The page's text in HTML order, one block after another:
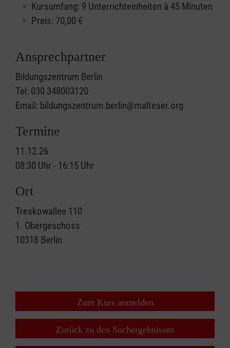
Kursumfang: 9 Unterrichteinheiten à 45 Minuten
Preis: 70,00 €
Ansprechpartner
Bildungszentrum Berlin
Tel: 030 348003120
Email: bildungszentrum.berlin@malteser.org
Termine
11.12.26
08:30 Uhr - 16:15 Uhr
Ort
Treskowallee 110
1. Obergeschoss
10318 Berlin
Zum Kurs anmelden
Zurück zu den Suchergebnissen